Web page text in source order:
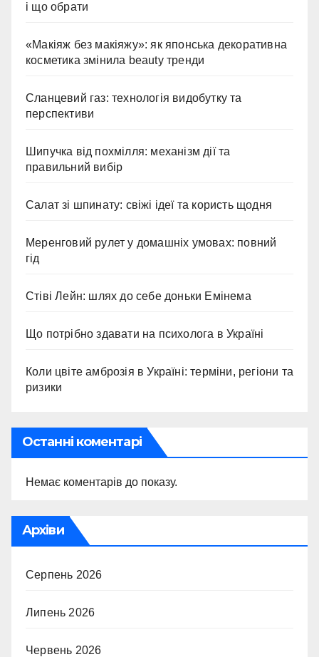
і що обрати
«Макіяж без макіяжу»: як японська декоративна
косметика змінила beauty тренди
Сланцевий газ: технологія видобутку та
перспективи
Шипучка від похмілля: механізм дії та
правильний вибір
Салат зі шпинату: свіжі ідеї та користь щодня
Меренговий рулет у домашніх умовах: повний
гід
Стіві Лейн: шлях до себе доньки Емінема
Що потрібно здавати на психолога в Україні
Коли цвіте амброзія в Україні: терміни, регіони та
ризики
Останні коментарі
Немає коментарів до показу.
Архіви
Серпень 2026
Липень 2026
Червень 2026